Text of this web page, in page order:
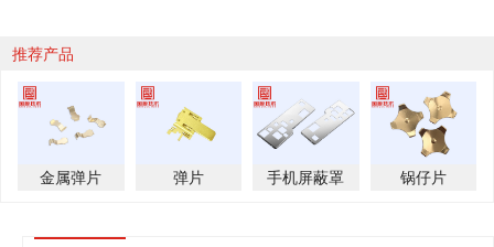
推荐产品
金属弹片 弹片 手机屏蔽罩 锅仔片